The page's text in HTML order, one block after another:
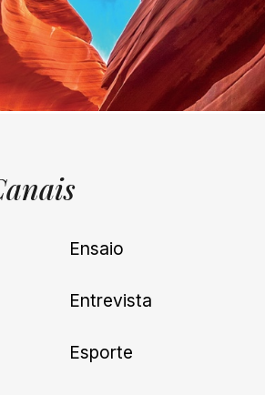
novidades.
Ensaio
Entrevista
Esporte